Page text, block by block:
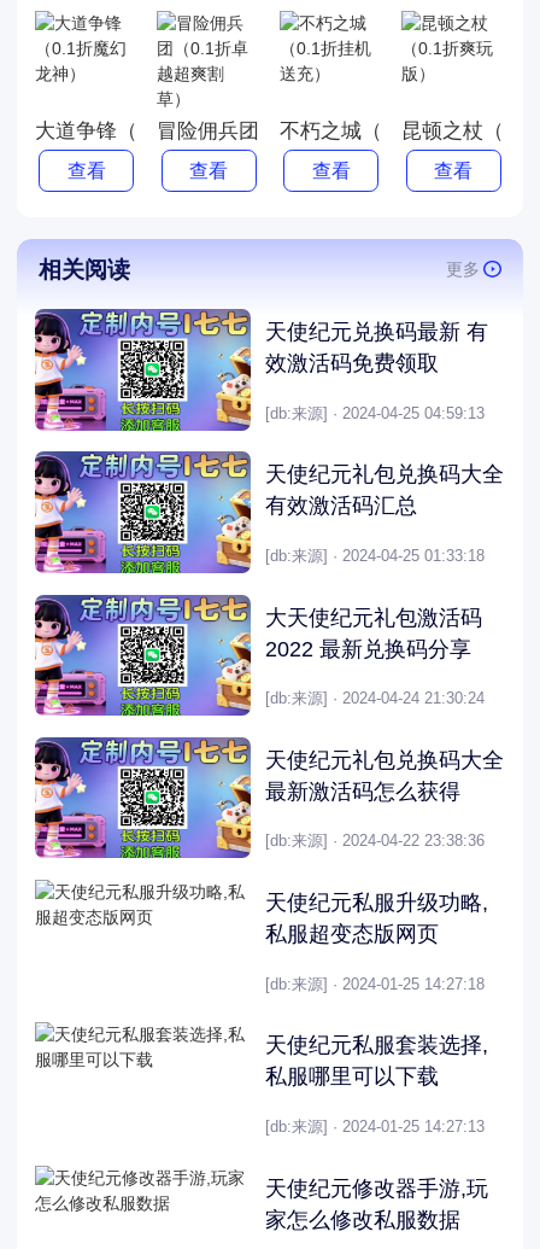
大道争锋（0.1折魔幻龙神）
查看
冒险佣兵团（0.1折卓越超爽割草）
查看
不朽之城（0.1折挂机送充）
查看
昆顿之杖（0.1
查看
相关阅读 更多
天使纪元兑换码最新 有
效激活码免费领取
[db:来源] · 2024-04-25 04:59:13
天使纪元礼包兑换码大全
有效激活码汇总
[db:来源] · 2024-04-25 01:33:18
大天使纪元礼包激活码
2022 最新兑换码分享
[db:来源] · 2024-04-24 21:30:24
天使纪元礼包兑换码大全
最新激活码怎么获得
[db:来源] · 2024-04-22 23:38:36
天使纪元私服升级功略,
私服超变态版网页
[db:来源] · 2024-01-25 14:27:18
天使纪元私服套装选择,
私服哪里可以下载
[db:来源] · 2024-01-25 14:27:13
天使纪元修改器手游,玩
家怎么修改私服数据